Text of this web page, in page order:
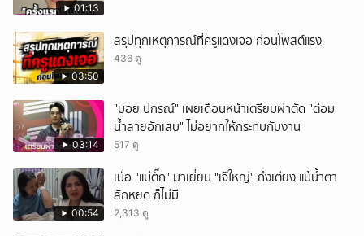
01:13
03:50
สรุปทุกเหตุการณ์ที่ครูแดงเจอ ก่อนโพสต์แรง
436 ดู
03:14
"บอย ปกรณ์" เผยเดือนหน้าเตรียมผ่าตัด "ต่อม
น้ำลายอักเสบ" ไม่อยากให้กระทบกับงาน
517 ดู
00:54
เมื่อ "แม่ตั๊ก" มาเยี่ยม "เจ๊ใหญ่" ถึงเตียง แม้น้ำตา
สักหยด ก็ไม่มี
2,313 ดู